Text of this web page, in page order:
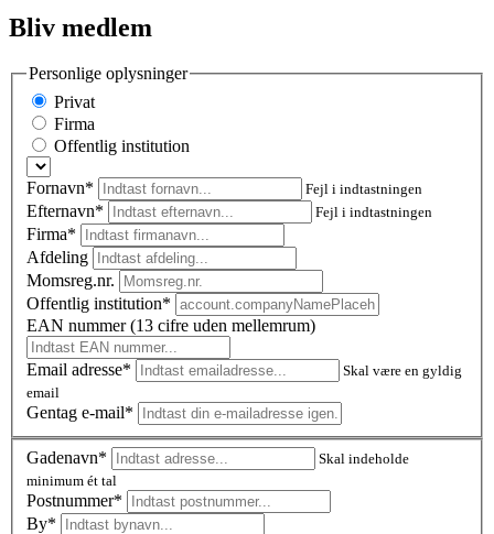
Bliv medlem
Personlige oplysninger
Privat
Firma
Offentlig institution
Fornavn* Fejl i indtastningen
Efternavn* Fejl i indtastningen
Firma*
Afdeling
Momsreg.nr.
Offentlig institution*
EAN nummer (13 cifre uden mellemrum)
Email adresse*
Skal være en gyldig
email
Gentag e-mail*
Gadenavn*
Skal indeholde
minimum ét tal
Postnummer*
By*